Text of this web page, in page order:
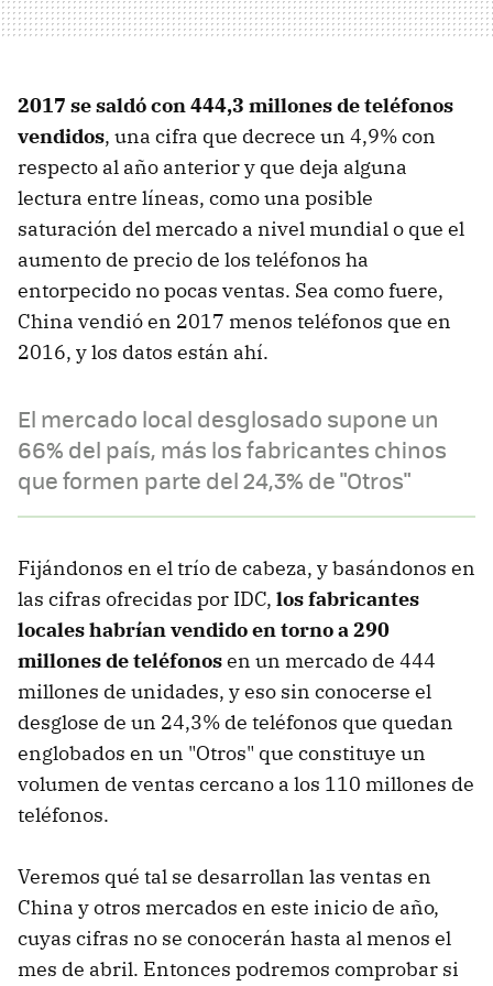
2017 se saldó con 444,3 millones de teléfonos
vendidos, una cifra que decrece un 4,9% con
respecto al año anterior y que deja alguna
lectura entre líneas, como una posible
saturación del mercado a nivel mundial o que el
aumento de precio de los teléfonos ha
entorpecido no pocas ventas. Sea como fuere,
China vendió en 2017 menos teléfonos que en
2016, y los datos están ahí.
El mercado local desglosado supone un
66% del país, más los fabricantes chinos
que formen parte del 24,3% de "Otros"
Fijándonos en el trío de cabeza, y basándonos en
las cifras ofrecidas por IDC, los fabricantes
locales habrían vendido en torno a 290
millones de teléfonosen un mercado de 444
millones de unidades, y eso sin conocerse el
desglose de un 24,3% de teléfonos que quedan
englobados en un "Otros" que constituye un
volumen de ventas cercano a los 110 millones de
teléfonos.
Veremos qué tal se desarrollan las ventas en
China y otros mercados en este inicio de año,
cuyas cifras no se conocerán hasta al menos el
mes de abril. Entonces podremos comprobar si